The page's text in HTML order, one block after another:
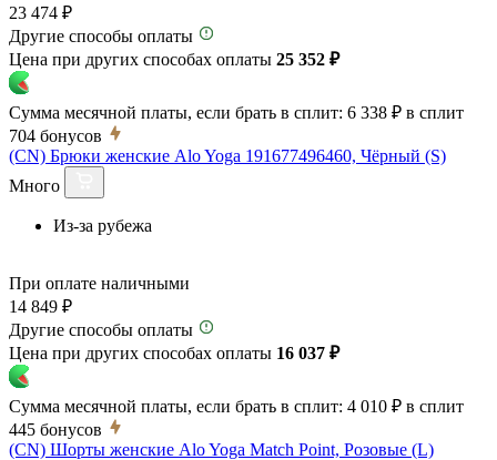
23 474 ₽
Другие способы оплаты
Цена при других способах оплаты 25 352 ₽
Сумма месячной платы, если брать в сплит: 6 338 ₽ в сплит
704 бонусов
(CN) Брюки женские Alo Yoga 191677496460, Чёрный (S)
Много
Из-за рубежа
При оплате наличными
14 849 ₽
Другие способы оплаты
Цена при других способах оплаты 16 037 ₽
Сумма месячной платы, если брать в сплит: 4 010 ₽ в сплит
445 бонусов
(CN) Шорты женские Alo Yoga Match Point, Розовые (L)